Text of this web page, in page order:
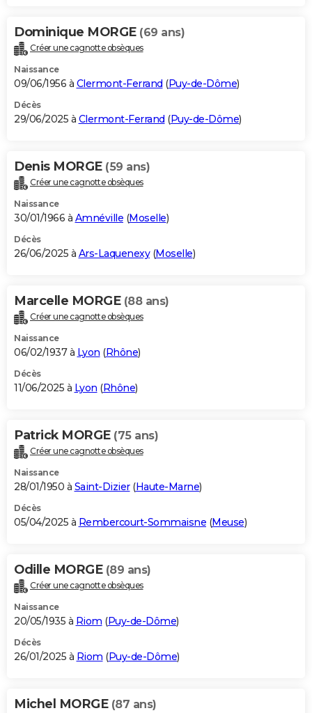
Dominique MORGE (69 ans)
Créer une cagnotte obsèques
Naissance
09/06/1956 à Clermont-Ferrand (Puy-de-Dôme)
Décès
29/06/2025 à Clermont-Ferrand (Puy-de-Dôme)
Denis MORGE (59 ans)
Créer une cagnotte obsèques
Naissance
30/01/1966 à Amnéville (Moselle)
Décès
26/06/2025 à Ars-Laquenexy(Moselle)
Marcelle MORGE (88 ans)
Créer une cagnotte obsèques
Naissance
06/02/1937 à Lyon (Rhône)
Décès
11/06/2025 à Lyon (Rhône)
Patrick MORGE (75 ans)
Créer une cagnotte obsèques
Naissance
28/01/1950 à Saint-Dizier(Haute-Marne)
Décès
05/04/2025 à Rembercourt-Sommaisne (Meuse)
Odille MORGE (89 ans)
Créer une cagnotte obsèques
Naissance
20/05/1935 à Riom (Puy-de-Dôme)
Décès
26/01/2025 à Riom (Puy-de-Dôme)
Michel MORGE (87 ans)